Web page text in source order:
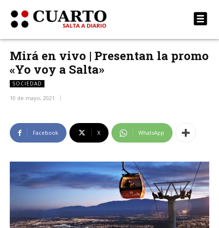
Mirá en vivo | Presentan la promo
«Yo voy a Salta»
SOCIEDAD
10 de mayo, 2021
Facebook X WhatsApp